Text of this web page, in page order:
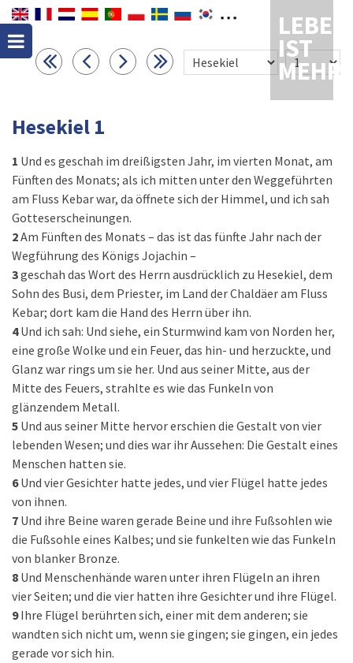
LEBEN
IST
MEHR
Hesekiel 1
1 Und es geschah im dreißigsten Jahr, im vierten Monat, am
Fünften des Monats; als ich mitten unter den Weggeführten
am Fluss Kebar war, da öffnete sich der Himmel, und ich sah
Gotteserscheinungen.
2Am Fünften des Monats – das ist das fünfte Jahr nach der
Wegführung des Königs Jojachin –
3geschah das Wort des Herrn ausdrücklich zu Hesekiel, dem
Sohn des Busi, dem Priester, im Land der Chaldäer am Fluss
Kebar; dort kam die Hand des Herrn über ihn.
4 Und ich sah: Und siehe, ein Sturmwind kam von Norden her,
eine große Wolke und ein Feuer, das hin- und herzuckte, und
Glanz war rings um sie her. Und aus seiner Mitte, aus der
Mitte des Feuers, strahlte es wie das Funkeln von
glänzendem Metall.
5 Und aus seiner Mitte hervor erschien die Gestalt von vier
lebenden Wesen; und dies war ihr Aussehen: Die Gestalt eines
Menschen hatten sie.
6 Und vier Gesichter hatte jedes, und vier Flügel hatte jedes
von ihnen.
7 Und ihre Beine waren gerade Beine und ihre Fußsohlen wie
die Fußsohle eines Kalbes; und sie funkelten wie das Funkeln
von blanker Bronze.
8 Und Menschenhände waren unter ihren Flügeln an ihren
vier Seiten; und die vier hatten ihre Gesichter und ihre Flügel.
9 Ihre Flügel berührten sich, einer mit dem anderen; sie
wandten sich nicht um, wenn sie gingen; sie gingen, ein jedes
gerade vor sich hin.